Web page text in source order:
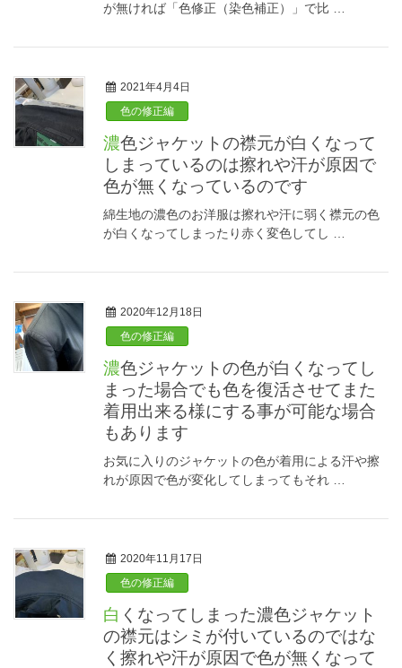
が無ければ「色修正（染色補正）」で比 …
2021年4月4日
色の修正編
濃色ジャケットの襟元が白くなって
しまっているのは擦れや汗が原因で
色が無くなっているのです
綿生地の濃色のお洋服は擦れや汗に弱く襟元の色
が白くなってしまったり赤く変色してし …
2020年12月18日
色の修正編
濃色ジャケットの色が白くなってし
まった場合でも色を復活させてまた
着用出来る様にする事が可能な場合
もあります
お気に入りのジャケットの色が着用による汗や擦
れが原因で色が変化してしまってもそれ …
2020年11月17日
色の修正編
白くなってしまった濃色ジャケット
の襟元はシミが付いているのではな
く擦れや汗が原因で色が無くなって